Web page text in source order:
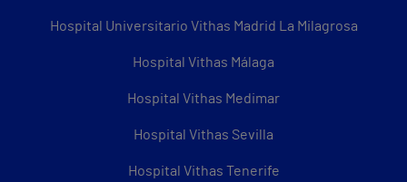
Hospital Universitario Vithas Madrid La Milagrosa
Hospital Vithas Málaga
Hospital Vithas Medimar
Hospital Vithas Sevilla
Hospital Vithas Tenerife